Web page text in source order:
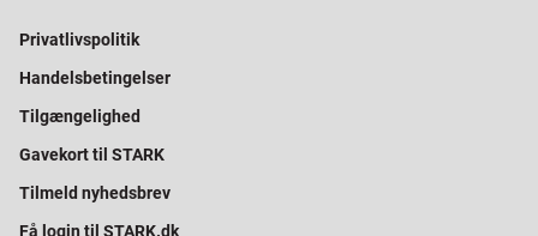
Privatlivspolitik
Handelsbetingelser
Tilgængelighed
Gavekort til STARK
Tilmeld nyhedsbrev
Få login til STARK.dk